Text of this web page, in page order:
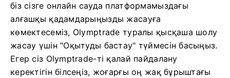
біз сізге онлайн сауда платформамыздағы
алғашқы қадамдарыңызды жасауға
көмектесеміз, Olymptrade туралы қысқаша шолу
жасау үшін "Оқытуды бастау" түймесін басыңыз.
Егер сіз Olymptrade-ті қалай пайдалану
керектігін білсеңіз, жоғарғы оң жақ бұрыштағы